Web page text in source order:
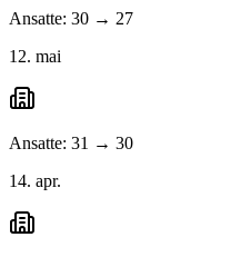
Ansatte: 30 → 27
12. mai
Ansatte: 31 → 30
14. apr.